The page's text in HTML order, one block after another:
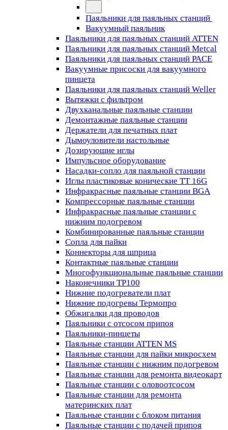
Паяльники для паяльных станций
Вакуумный паяльник
Паяльники для паяльных станций ATTEN
Паяльники для паяльных станций Metcal
Паяльники для паяльных станций PACE
Вакуумные присоски для вакуумного
пинцета
Паяльники для паяльных станций Weller
Вытяжки с фильтром
Двухканальные паяльные станции
Демонтажные паяльные станции
Держатели для печатных плат
Дымоуловители настольные
Дозирующие иглы
Импульсное оборудование
Насадки-сопло для паяльной станции
Иглы пластиковые конические TT 16G
Инфракрасные паяльные станции BGA
Компрессорные паяльные станции
Инфракрасные паяльные станции с
нижним подогревом
Комбинированные паяльные станции
Сопла для пайки
Коннекторы для шприца
Контактные паяльные станции
Многофункциональные паяльные станции
Наконечники TP100
Нижние подогреватели плат
Нижние подогревы Термопро
Обжигалки для проводов
Паяльники с отсосом припоя
Паяльники-пинцеты
Паяльные станции ATTEN MS
Паяльные станции для пайки микросхем
Паяльные станции с нижним подогревом
Паяльные станции для ремонта видеокарт
Паяльные станции с оловоотсосом
Паяльные станции для ремонта
материнских плат
Паяльные станции с блоком питания
Паяльные станции с подачей припоя